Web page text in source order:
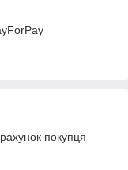
покупця